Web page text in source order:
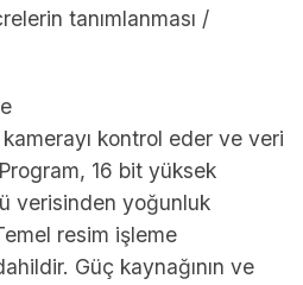
tanımlanması /
kamerayı kontrol eder ve veri
16 bit yüksek
verisinden yoğunluk
resim işleme
Güç kaynağının ve